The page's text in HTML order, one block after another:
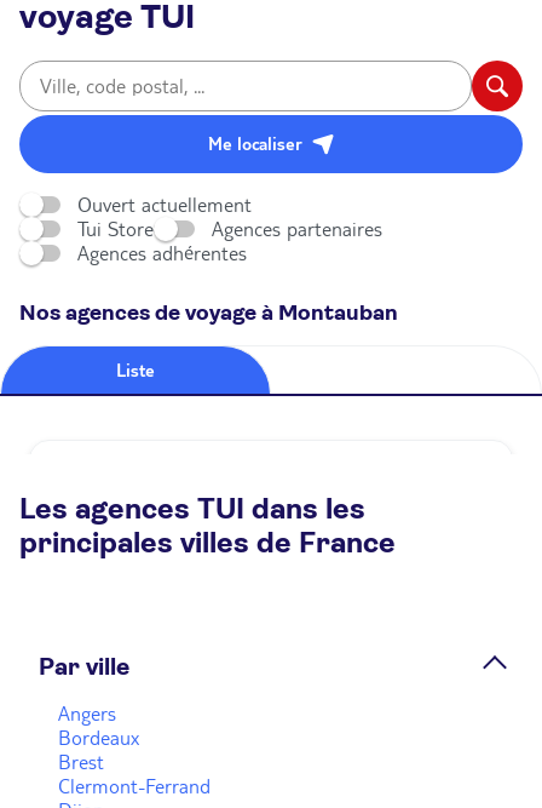
voyage TUI
Me localiser
Ouvert actuellement
Tui Store
Agences partenaires
Agences adhérentes
Nos agences de voyage à Montauban
Liste
Carte
OuvertFerme à 13:00
23 rue De La République 82000 Montauban
Les agences TUI dans les
principales villes de France
Par ville
Angers
Bordeaux
Brest
Clermont-Ferrand